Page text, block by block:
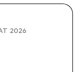
2026